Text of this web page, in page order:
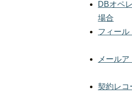
DBオペ
場合
フィール
メール
契約レコ